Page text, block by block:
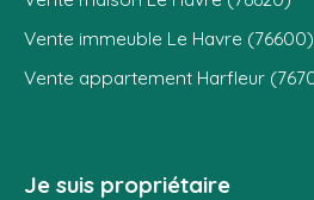
Vente immeuble Le Havre (76600)
Vente appartement Harfleur
Je suis propriétaire